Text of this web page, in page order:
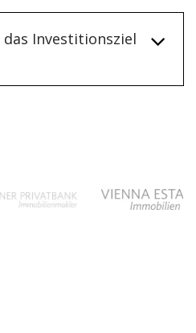
Investitionsziel